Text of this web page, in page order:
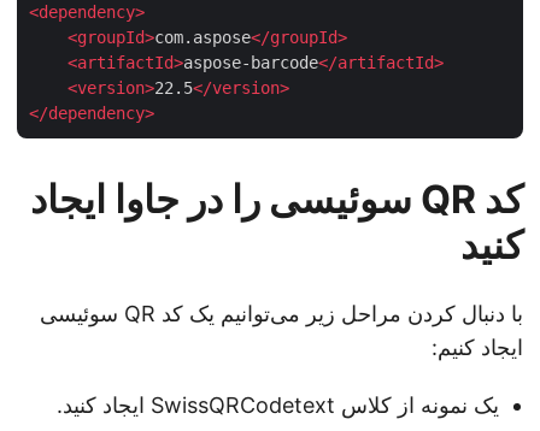
<dependency
<groupId>com.aspose</groupId
<artifactId>aspose-barcode</artifactId
<version>22.5</version
</dependency
کد QR سوئیسی را در جاوا ایجاد
کنید
با دنبال کردن مراحل زیر می‌توانیم یک کد QR سوئیسی
ایجاد کنیم:
یک نمونه از کلاس SwissQRCodetext ایجاد کنید.